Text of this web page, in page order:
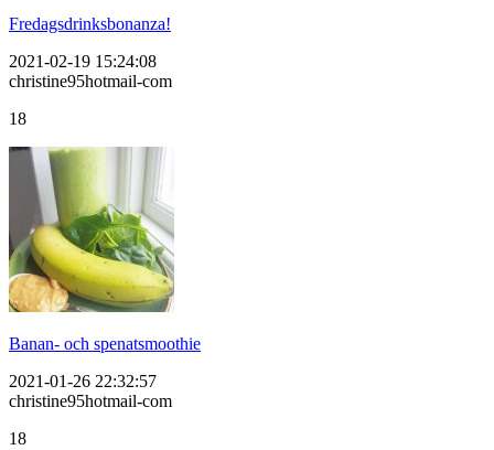
Fredagsdrinksbonanza!
2021-02-19 15:24:08
christine95hotmail-com
18
Banan- och spenatsmoothie
2021-01-26 22:32:57
christine95hotmail-com
18